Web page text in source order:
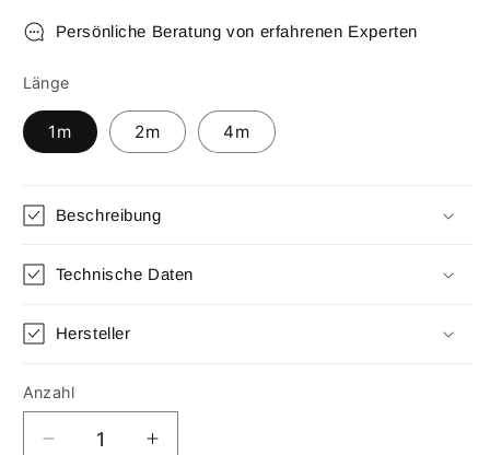
Persönliche Beratung von erfahrenen Experten
Länge
1m 2m 4m
Beschreibung
Technische Daten
Hersteller
Anzahl
Anzahl
Verringere
Erhöhe